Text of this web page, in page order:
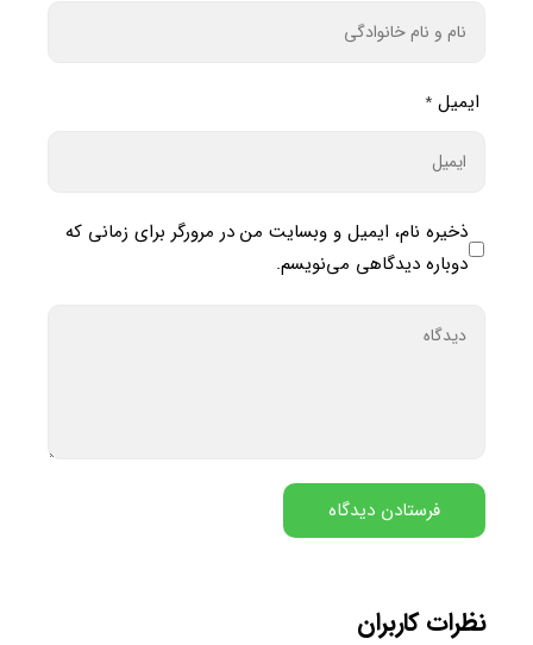
ایمیل *
ذخیره نام، ایمیل و وبسایت من در مرورگر برای زمانی که
دوباره دیدگاهی می‌نویسم.
نظرات کاربران